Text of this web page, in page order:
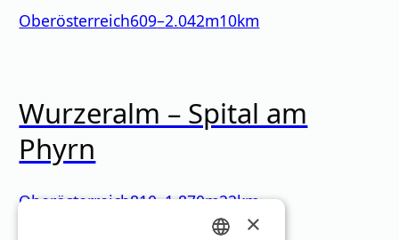
Oberösterreich609–2.042m10km
Wurzeralm – Spital am
Phyrn
Oberösterreich810–1.870m22km
×